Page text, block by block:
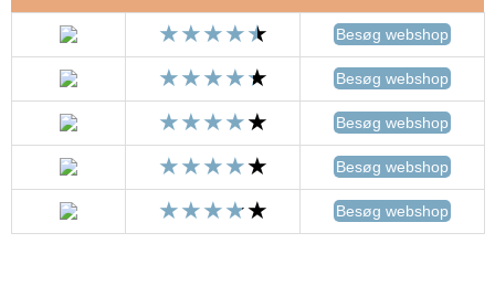
Besøg webshop
Besøg webshop
Besøg webshop
Besøg webshop
Besøg webshop